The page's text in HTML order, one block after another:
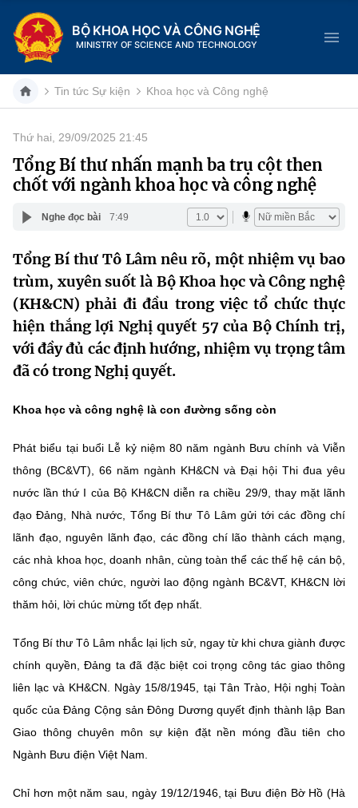
BỘ KHOA HỌC VÀ CÔNG NGHỆ
MINISTRY OF SCIENCE AND TECHNOLOGY
Danh mục
Trang chủ
Giới thiệu
Chức năng nhiệm vụ
Cơ cấu tổ chức
Lịch sử phát triển
Sở Khoa học và Công nghệ
Tin tức sự kiện
Khoa học và Công nghệ
Đổi mới sáng tạo
Chuyển đổi số
Bưu chính, Viễn thông
Tiêu chuẩn, đo lường, chất lượng
Năng lượng nguyên tử
Tin tổng hợp
Dịch vụ công
Hệ thống văn bản
Văn bản QPPL
Văn bản chỉ đạo điều hành
Lấy ý kiến người dân về dự thảo VBQPPL
MST IOFFICE
THỐNG KÊ
Khoa học và Công nghệ
Đổi mới sáng tạo
Bưu chính, Viễn thông
Sở hữu trí tuệ
Tiêu chuẩn, đo lường, chất lượng
Năng lượng nguyên tử
Multimedia
Khác
Infographic
Voice
Nhiệm vụ trọng tâm
Vietnamese
Tin tức Sự kiện Khoa học và Công nghệ
Thứ hai, 29/09/2025 21:45
Tổng Bí thư nhấn mạnh ba trụ cột then
chốt với ngành khoa học và công nghệ
Nghe đọc bài 7:49
Tổng Bí thư Tô Lâm nêu rõ, một nhiệm vụ bao
trùm, xuyên suốt là Bộ Khoa học và Công nghệ
(KH&CN) phải đi đầu trong việc tổ chức thực
hiện thắng lợi Nghị quyết 57 của Bộ Chính trị,
với đầy đủ các định hướng, nhiệm vụ trọng tâm
đã có trong Nghị quyết.
Khoa học và công nghệ là con đường sống còn
Phát biểu tại buổi Lễ kỷ niệm 80 năm ngành Bưu chính và Viễn
thông (BC&VT), 66 năm ngành KH&CN và Đại hội Thi đua yêu
nước lần thứ I của Bộ KH&CN diễn ra chiều 29/9, thay mặt lãnh
đạo Đảng, Nhà nước, Tổng Bí thư Tô Lâm gửi tới các đồng chí
lãnh đạo, nguyên lãnh đạo, các đồng chí lão thành cách mạng,
các nhà khoa học, doanh nhân, cùng toàn thể các thế hệ cán bộ,
công chức, viên chức, người lao động ngành BC&VT, KH&CN lời
thăm hỏi, lời chúc mừng tốt đẹp nhất.
Tổng Bí thư Tô Lâm nhắc lại lịch sử, ngay từ khi chưa giành được
chính quyền, Đảng ta đã đặc biệt coi trọng công tác giao thông
liên lạc và KH&CN. Ngày 15/8/1945, tại Tân Trào, Hội nghị Toàn
quốc của Đảng Cộng sản Đông Dương quyết định thành lập Ban
Giao thông chuyên môn sự kiện đặt nền móng đầu tiên cho
Ngành Bưu điện Việt Nam.
Chỉ hơn một năm sau, ngày 19/12/1946, tại Bưu điện Bờ Hồ (Hà